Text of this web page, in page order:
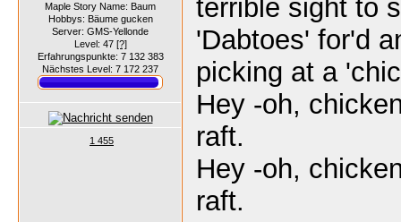
Maple Story Name: Baum
Hobbys: Bäume gucken
Server: GMS-Yellonde
Level: 47 [?]
Erfahrungspunkte: 7 132 383
Nächstes Level: 7 172 237
1 455
terrible sight to
'Dabtoes' for'd
picking at a
Hey -oh,
raft.
Hey -oh,
raft.